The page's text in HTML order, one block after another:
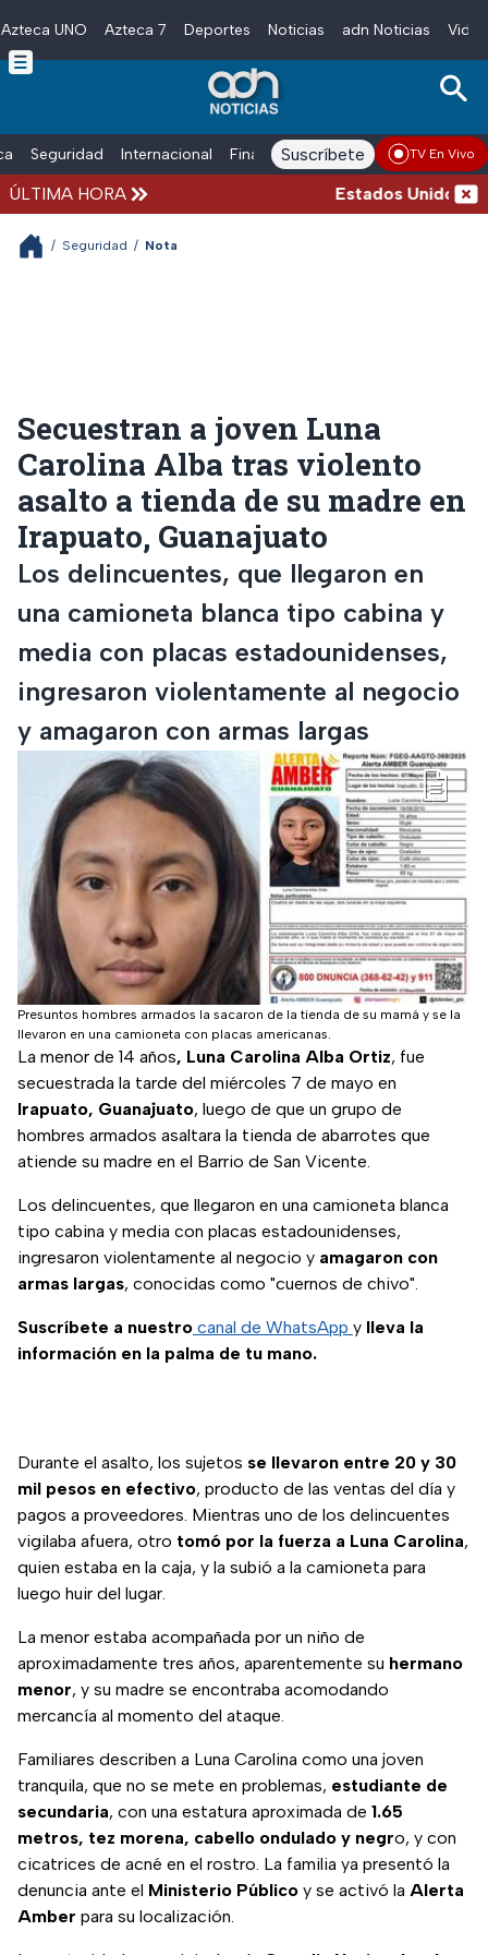
Skip to main content
Azteca UNO Azteca 7 Deportes Noticias adn Noticias
Seguridad Internacional Finanzas adn Noticias Radio
Suscríbete TV En Vivo
ÚLTIMA HORA Estados Unidos
/ Seguridad / Nota
Secuestran a joven Luna
Carolina Alba tras violento
asalto a tienda de su madre en
Irapuato, Guanajuato
Los delincuentes, que llegaron en
una camioneta blanca tipo cabina y
media con placas estadounidenses,
ingresaron violentamente al negocio
y amagaron con armas largas
Presuntos hombres armados la sacaron de la tienda de su mamá y se la
llevaron en una camioneta con placas americanas.
La menor de 14 años, Luna Carolina Alba Ortiz, fue
secuestrada la tarde del miércoles 7 de mayo en
Irapuato, Guanajuato, luego de que un grupo de
hombres armados asaltara la tienda de abarrotes que
atiende su madre en el Barrio de San Vicente.
Los delincuentes, que llegaron en una camioneta blanca
tipo cabina y media con placas estadounidenses,
ingresaron violentamente al negocio y amagaron con
armas largas, conocidas como "cuernos de chivo".
Suscríbete a nuestro canal de WhatsApp y lleva la
información en la palma de tu mano.
Durante el asalto, los sujetos se llevaron entre 20 y 30
mil pesos en efectivo, producto de las ventas del día y
pagos a proveedores. Mientras uno de los delincuentes
vigilaba afuera, otro tomó por la fuerza a Luna Carolina,
quien estaba en la caja, y la subió a la camioneta para
luego huir del lugar.
La menor estaba acompañada por un niño de
aproximadamente tres años, aparentemente su hermano
menor, y su madre se encontraba acomodando
mercancía al momento del ataque.
Familiares describen a Luna Carolina como una joven
tranquila, que no se mete en problemas, estudiante de
secundaria, con una estatura aproximada de 1.65
metros, tez morena, cabello ondulado y negro, y con
cicatrices de acné en el rostro. La familia ya presentó la
denuncia ante el Ministerio Público y se activó la Alerta
Amber para su localización.